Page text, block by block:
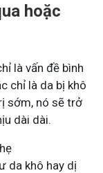
hoặc
là vấn đề bình
chỉ là da bị khô
sớm, nó sẽ trở
dài dài.
da khô hay dị